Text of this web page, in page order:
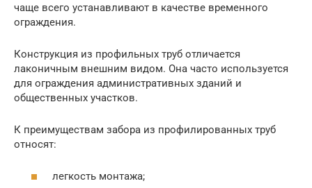
чаще всего устанавливают в качестве временного
ограждения.
Конструкция из профильных труб отличается
лаконичным внешним видом. Она часто используется
для ограждения административных зданий и
общественных участков.
К преимуществам забора из профилированных труб
относят:
легкость монтажа;